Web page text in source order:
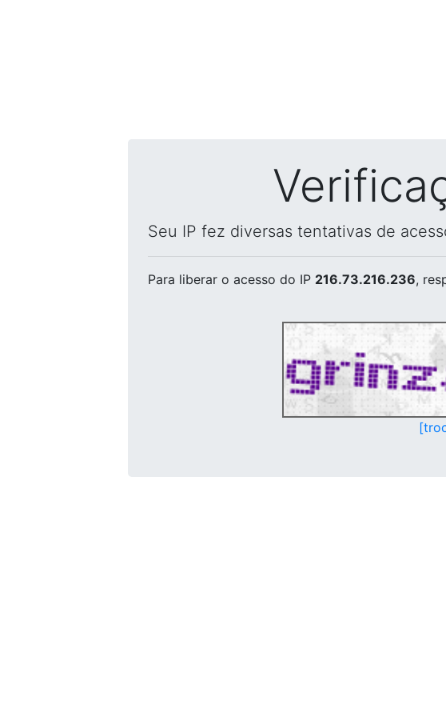
Seu IP fez diversas tentativas de
Para liberar o acesso do IP 216.73.216.236,